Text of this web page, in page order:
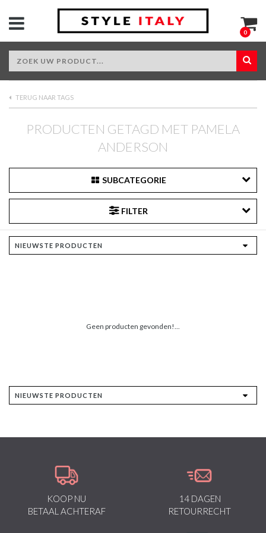
0
TERUG NAAR TAGS
PRODUCTEN GETAGD MET PAMELA
ANDERSON
SUBCATEGORIE
FILTER
Geen producten gevonden!...
KOOP NU
BETAAL ACHTERAF
14 DAGEN
RETOURRECHT